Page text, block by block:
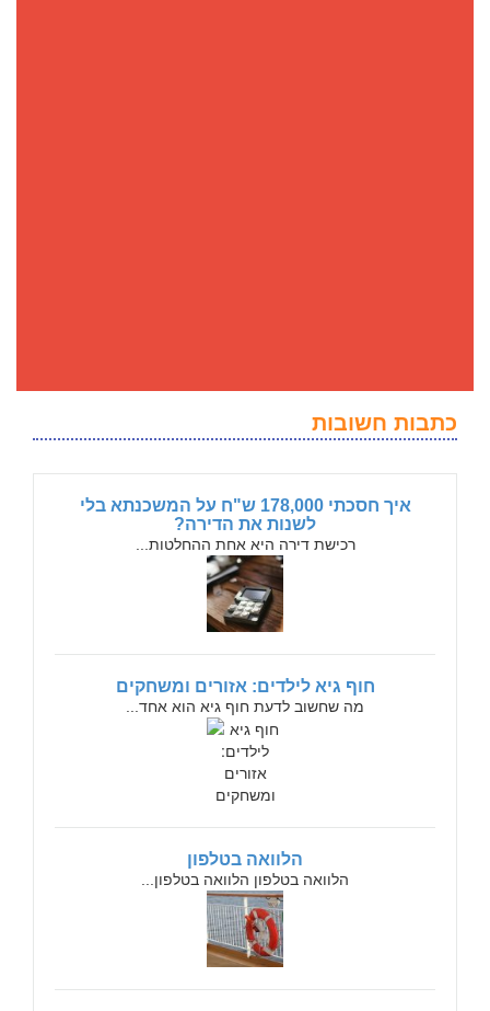
כתבות חשובות
איך חסכתי 178,000 ש"ח על המשכנתא בלי
לשנות את הדירה?
רכישת דירה היא אחת ההחלטות...
חוף גיא לילדים: אזורים ומשחקים
מה שחשוב לדעת חוף גיא הוא אחד...
הלוואה בטלפון
הלוואה בטלפון הלוואה בטלפון...